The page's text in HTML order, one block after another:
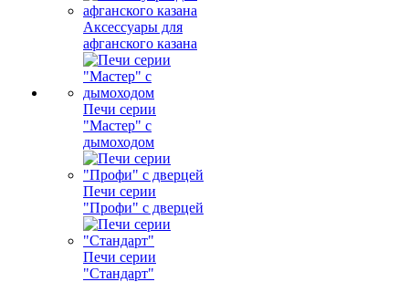
Аксессуары для
афганского казана
Печи серии
"Мастер" с
дымоходом
Печи серии
"Профи" с дверцей
Печи серии
"Стандарт"